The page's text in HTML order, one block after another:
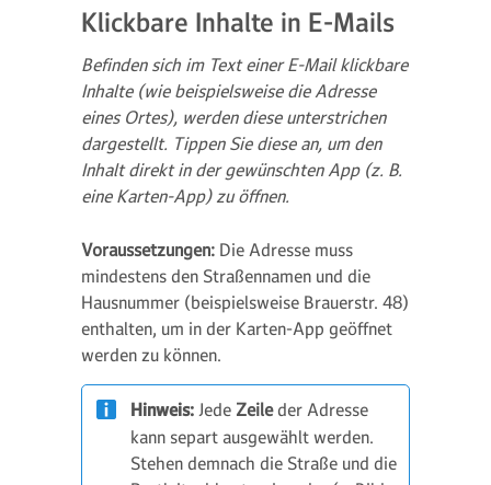
Klickbare Inhalte in E-Mails
Befinden sich im Text einer E-Mail klickbare
Inhalte (wie beispielsweise die Adresse
eines Ortes), werden diese unterstrichen
dargestellt. Tippen Sie diese an, um den
Inhalt direkt in der gewünschten App (z. B.
eine Karten-App) zu öffnen.
Voraussetzungen: Die Adresse muss
mindestens den Straßennamen und die
Hausnummer (beispielsweise Brauerstr. 48)
enthalten, um in der Karten-App geöffnet
werden zu können.
Hinweis: Jede Zeileder Adresse
kann separt ausgewählt werden.
Stehen demnach die Straße und die